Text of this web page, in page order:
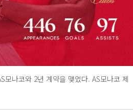
모나코와 2년 계약을 맺었다. AS모나코 제